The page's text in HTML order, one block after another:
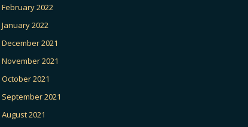
February 2022
January 2022
December 2021
November 2021
October 2021
September 2021
August 2021